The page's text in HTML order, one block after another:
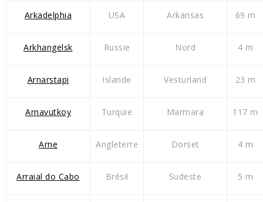
Arkadelphia USA Arkansas 69 m
Arkhangelsk Russie Nord 4 m
Arnarstapi Islande Vesturland 23 m
Arnavutkoy Turquie Marmara 117 m
Arne Angleterre Dorset 4 m
Arraial do Cabo Brésil Sudeste 5 m